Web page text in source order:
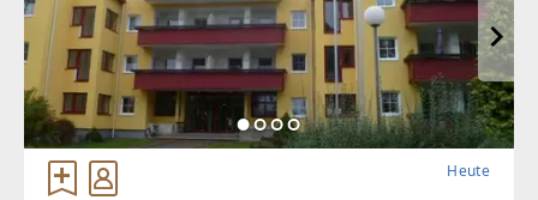
Heute